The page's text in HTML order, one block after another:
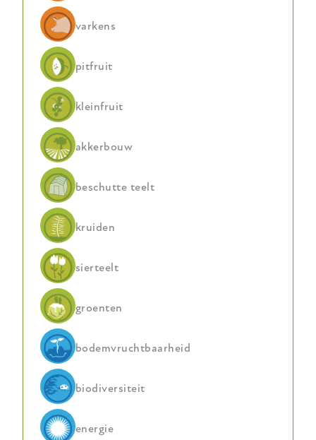
varkens
pitfruit
kleinfruit
akkerbouw
beschutte teelt
kruiden
sierteelt
groenten
bodemvruchtbaarheid
biodiversiteit
energie